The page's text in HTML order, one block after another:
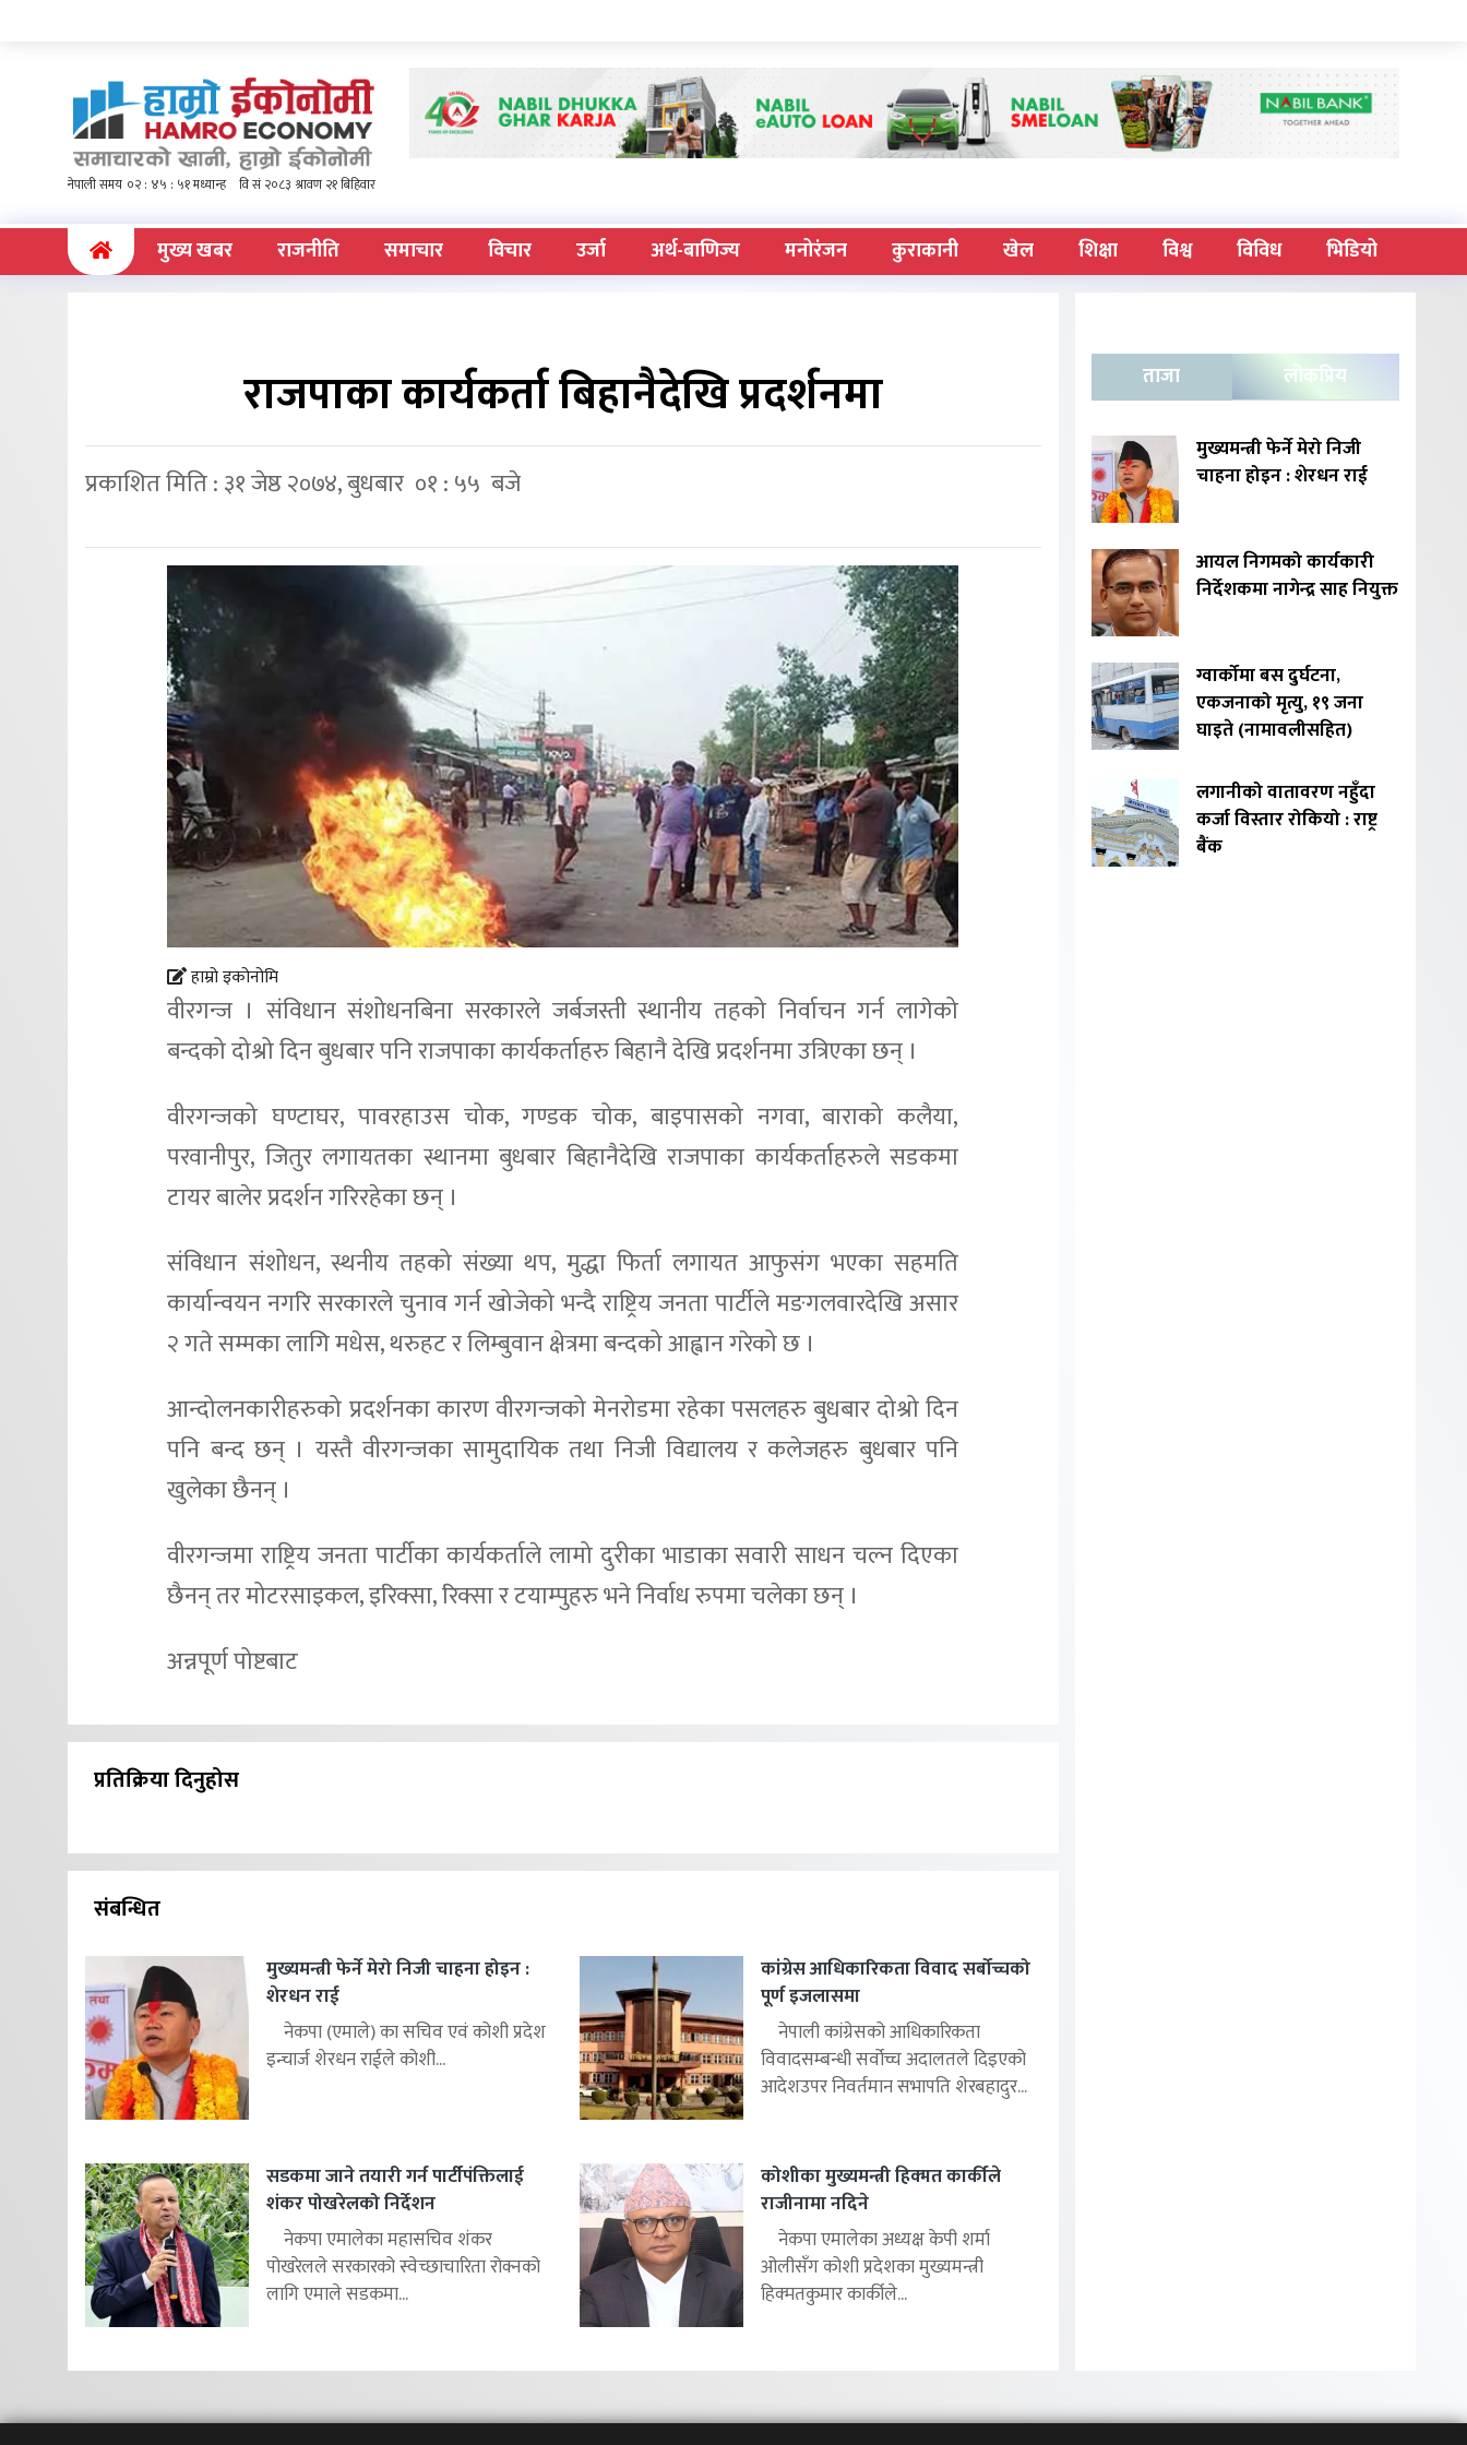
(current)मुख्य खबर राजनीति समाचार विचार उर्जा अर्थ-बाणिज्य मनोरंजन कुराकानी खेल शिक्षा विश्व विविध भिडियो
राजपाका कार्यकर्ता बिहानैदेखि प्रदर्शनमा
प्रकाशित मिति : ३१ जेष्ठ २०७४, बुधबार ०१ : ५५ बजे
हाम्रो इकोनोमि
वीरगन्ज । संविधान संशोधनबिना सरकारले जर्बजस्ती स्थानीय तहको निर्वाचन गर्न लागेको
बन्दको दोश्रो दिन बुधबार पनि राजपाका कार्यकर्ताहरु बिहानै देखि प्रदर्शनमा उत्रिएका छन् ।
वीरगन्जको घण्टाघर, पावरहाउस चोक, गण्डक चोक, बाइपासको नगवा, बाराको कलैया,
परवानीपुर, जितुर लगायतका स्थानमा बुधबार बिहानैदेखि राजपाका कार्यकर्ताहरुले सडकमा
टायर बालेर प्रदर्शन गरिरहेका छन् ।
संविधान संशोधन, स्थनीय तहको संख्या थप, मुद्धा फिर्ता लगायत आफुसंग भएका सहमति
कार्यान्वयन नगरि सरकारले चुनाव गर्न खोजेको भन्दै राष्ट्रिय जनता पार्टीले मङगलवारदेखि असार
२ गते सम्मका लागि मधेस, थरुहट र लिम्बुवान क्षेत्रमा बन्दको आह्वान गरेको छ ।
आन्दोलनकारीहरुको प्रदर्शनका कारण वीरगन्जको मेनरोडमा रहेका पसलहरु बुधबार दोश्रो दिन
पनि बन्द छन् । यस्तै वीरगन्जका सामुदायिक तथा निजी विद्यालय र कलेजहरु बुधबार पनि
खुलेका छैनन् ।
वीरगन्जमा राष्ट्रिय जनता पार्टीका कार्यकर्ताले लामो दुरीका भाडाका सवारी साधन चल्न दिएका
छैनन् तर मोटरसाइकल, इरिक्सा, रिक्सा र टयाम्पुहरु भने निर्वाध रुपमा चलेका छन् ।
अन्नपूर्ण पोष्टबाट
प्रतिक्रिया दिनुहोस
संबन्धित
मुख्यमन्त्री फेर्ने मेरो निजी चाहना होइन :
शेरधन राई
नेकपा (एमाले) का सचिव एवं कोशी प्रदेश
इन्चार्ज शेरधन राईले कोशी...
कांग्रेस आधिकारिकता विवाद सर्बोच्चको
पूर्ण इजलासमा
नेपाली कांग्रेसको आधिकारिकता
विवादसम्बन्धी सर्वोच्च अदालतले दिइएको
आदेशउपर निवर्तमान सभापति शेरबहादुर...
सडकमा जाने तयारी गर्न पार्टीपंक्तिलाई
शंकर पोखरेलको निर्देशन
नेकपा एमालेका महासचिव शंकर
पोखरेलले सरकारको स्वेच्छाचारिता रोक्नको
लागि एमाले सडकमा...
कोशीका मुख्यमन्त्री हिक्मत कार्कीले
राजीनामा नदिने
नेकपा एमालेका अध्यक्ष केपी शर्मा
ओलीसँग कोशी प्रदेशका मुख्यमन्त्री
हिक्मतकुमार कार्कीले...
ताजा लोकप्रिय
मुख्यमन्त्री फेर्ने मेरो निजी
चाहना होइन : शेरधन राई
आयल निगमको कार्यकारी
निर्देशकमा नागेन्द्र साह नियुक्त
ग्वार्कोमा बस दुर्घटना,
एकजनाको मृत्यु, १९ जना
घाइते (नामावलीसहित)
लगानीको वातावरण नहुँदा
कर्जा विस्तार रोकियो : राष्ट्र
बैंक